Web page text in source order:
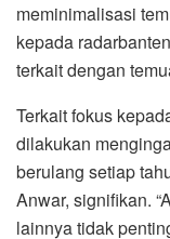
meminimalisasi
kepada
terkait dengan
Terkait fokus
dilakukan
berulang setiap
Anwar, signifikan.
lainnya tidak